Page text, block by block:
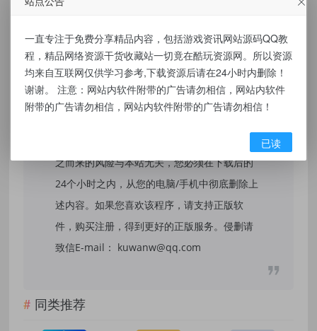
本站提供的资源，都来自网络，版权争议与本
站无关，所有内容及软件的文章仅限用于学习
和研究目的。不得将上述内容用于商业或者非
之而来的风险与本站无关，您必须在下载后的
24个小时之内，从您的电脑/手机中彻底删除上
述内容。如果您喜欢该程序，请支持正版软
件，购买注册，得到更好的正版服务。侵删请
致信E-mail： kuwanw@qq.com
同类推荐
一直专注于免费分享精品内容，包括游戏资讯网站源码QQ教
程，精品网络资源干货收藏站一切竟在酷玩资源网。所以资源
均来自互联网仅供学习参考,下载资源后请在24小时内删除！
谢谢。 注意：网站内软件附带的广告请勿相信，网站内软件
附带的广告请勿相信，网站内软件附带的广告请勿相信！
已读